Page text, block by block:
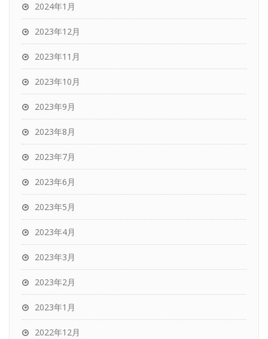
2024年1月
2023年12月
2023年11月
2023年10月
2023年9月
2023年8月
2023年7月
2023年6月
2023年5月
2023年4月
2023年3月
2023年2月
2023年1月
2022年12月